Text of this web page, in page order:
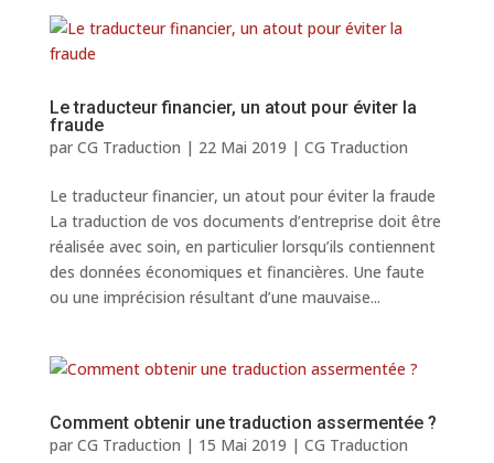
Le traducteur financier, un atout pour éviter la
fraude
par CG Traduction | 22 Mai 2019 | CG Traduction
Le traducteur financier, un atout pour éviter la fraude
La traduction de vos documents d’entreprise doit être
réalisée avec soin, en particulier lorsqu’ils contiennent
des données économiques et financières. Une faute
ou une imprécision résultant d’une mauvaise...
Comment obtenir une traduction assermentée ?
par CG Traduction | 15 Mai 2019 | CG Traduction